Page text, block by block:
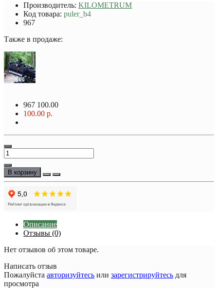
Производитель: KILOMETRUM
Код товара: puler_b4
967
Также в продаже:
967 100.00
100.00 р.
В корзину
Описание
Отзывы (0)
Нет отзывов об этом товаре.
Написать отзыв
Пожалуйста авторизуйтесь или зарегистрируйтесь для
просмотра